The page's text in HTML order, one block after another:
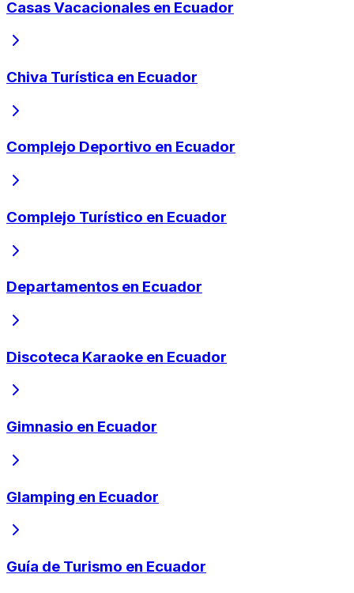
Casas Vacacionales en Ecuador
Chiva Turística en Ecuador
Complejo Deportivo en Ecuador
Complejo Turístico en Ecuador
Departamentos en Ecuador
Discoteca Karaoke en Ecuador
Gimnasio en Ecuador
Glamping en Ecuador
Guía de Turismo en Ecuador